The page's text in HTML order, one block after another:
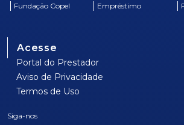
Fundação Copel Empréstimo
Acesse
Portal do Prestador
Aviso de Privacidade
Termos de Uso